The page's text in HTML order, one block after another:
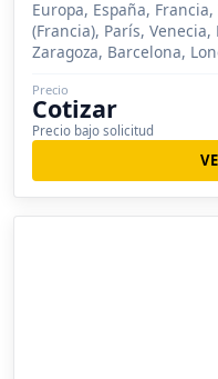
Europa, España,
(Francia), París,
Zaragoza, Barcelona,
Precio
Cotizar
Precio bajo solicitud